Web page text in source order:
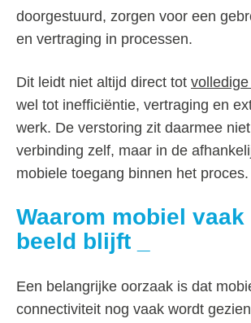
doorgestuurd, zorgen voor een
en vertraging in processen.
Dit leidt niet altijd direct tot
wel tot inefficiëntie, vertraging en
werk. De verstoring zit daarmee
verbinding zelf, maar in de
mobiele toegang binnen het proces.
Waarom mobiel
beeld blijft
Een belangrijke oorzaak is dat
connectiviteit nog vaak wordt